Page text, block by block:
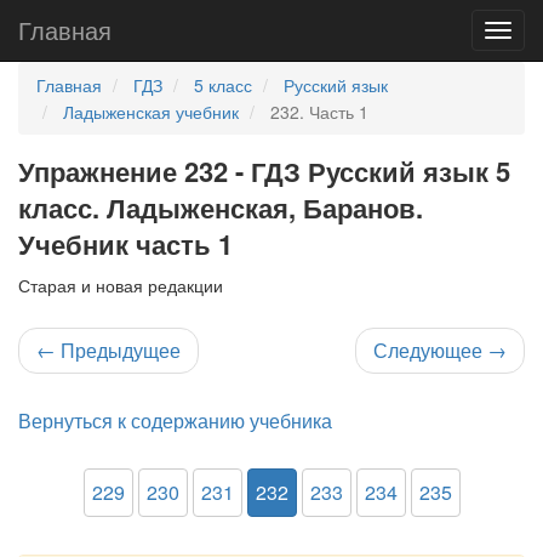
Главная
Главная ГДЗ 5 класс
Русский язык
Ладыженская учебник
232. Часть 1
Упражнение 232 - ГДЗ Русский язык 5
класс. Ладыженская, Баранов.
Учебник часть 1
Старая и новая редакции
← Предыдущее Следующее →
Вернуться к содержанию учебника
229 230 231 232 233 234 235